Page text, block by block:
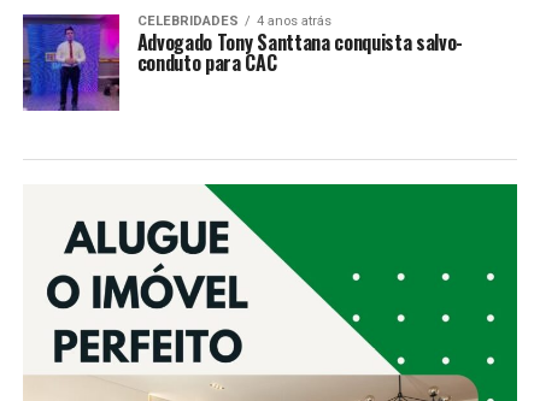
CELEBRIDADES 4 anos atrás
Advogado Tony Santtana conquista salvo-
conduto para CAC